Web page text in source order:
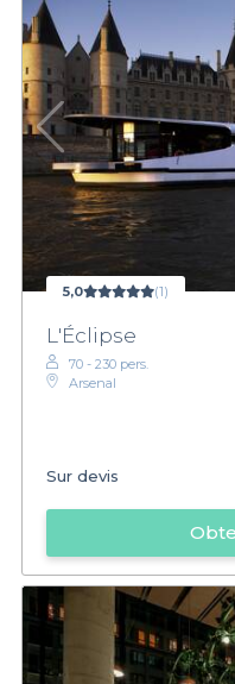
5,0 (1)
L'Éclipse
70 - 230 pers.
Arsenal
Sur devis